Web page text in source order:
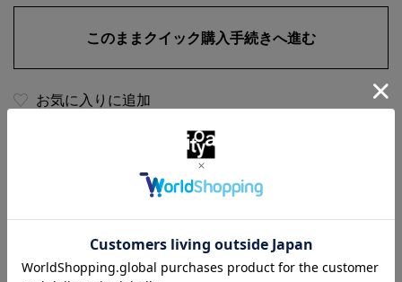
お気に入りに追加
返品・交換について
商品の特徴